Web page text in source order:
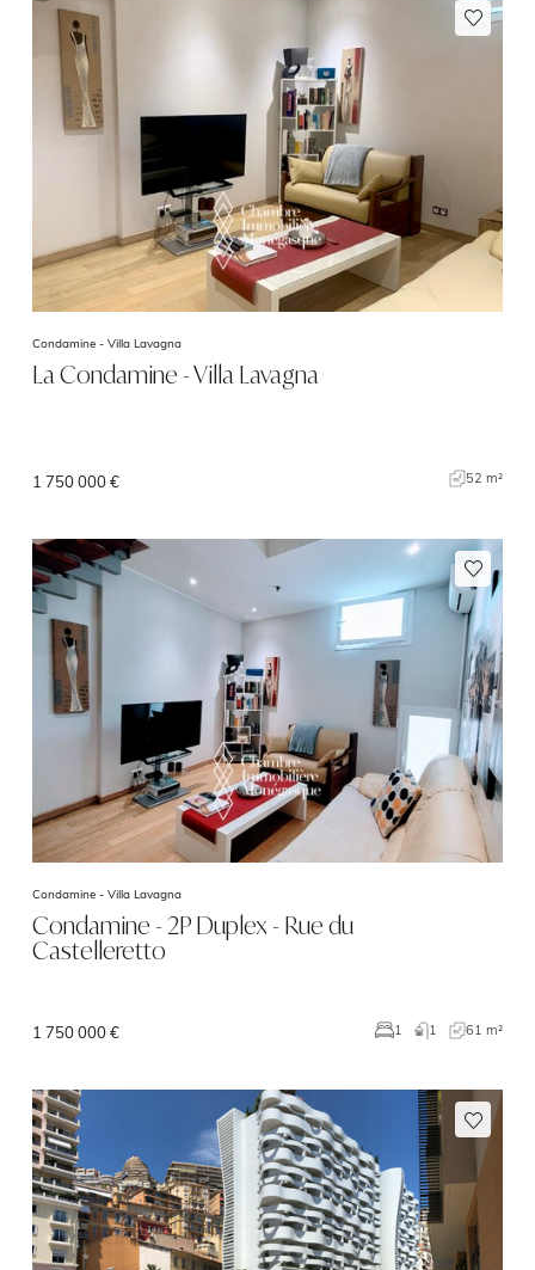
Condamine - Villa Lavagna
La Condamine - Villa Lavagna
1 750 000 € 52 m²
Condamine - Villa Lavagna
Condamine - 2P Duplex - Rue du
Castelleretto
1 750 000 € 1 1 61 m²